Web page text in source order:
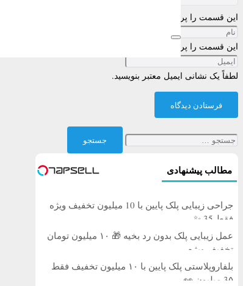
این قسمت را پر کنید
این قسمت را پر کنید
لطفاً یک نشانی ایمیل معتبر بنویسید.
فرستادن دیدگاه
جستجو
برای:
مطالب پیشنهادی
جراحی زیبایی پلک پایین با 10 میلیون تخفیف ویژه
فقط 35 ✨
عمل زیبایی پلک بدون رد بخیه 🎁 ۱۰ میلیون تومان
تخفیف ویژه
بلفاروپلاستی پلک پایین با ۱۰ میلیون تخفیف فقط
3۵ میلیون 👀